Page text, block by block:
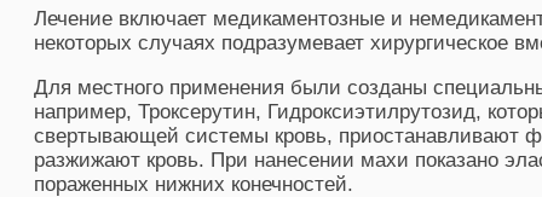
Лечение включает медикаментозные и
некоторых случаях подразумевает хирургическое
Для местного применения были созданы
например, Троксерутин, Гидроксиэтилрутозид,
свертывающей системы кровь, приостанавливают
разжижают кровь. При нанесении махи показано
пораженных нижних конечностей.